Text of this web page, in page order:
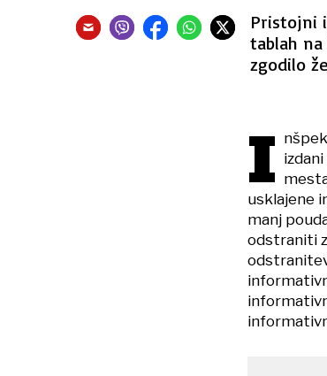
Pristojni
tablah
zgodilo
I
usklajene
manj
odstraniti